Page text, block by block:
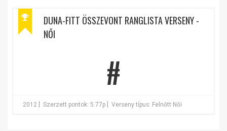
DUNA-FITT ÖSSZEVONT RANGLISTA VERSENY -
NŐI
#
2012 Szerzett pontok: 5.77p Verseny típus: Felnőtt Női